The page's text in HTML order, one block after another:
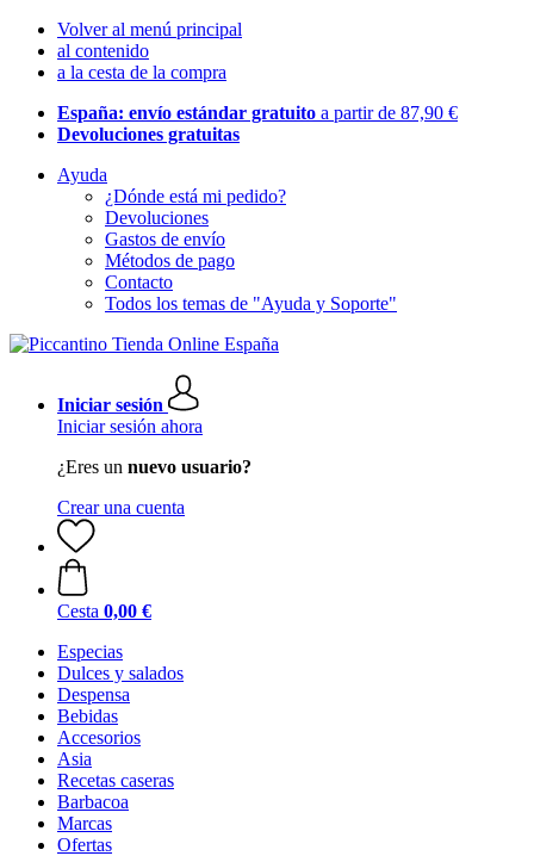
Volver al menú principal
al contenido
a la cesta de la compra
España: envío estándar gratuito a partir de 87,90 €
Devoluciones gratuitas
Ayuda
¿Dónde está mi pedido?
Devoluciones
Gastos de envío
Métodos de pago
Contacto
Todos los temas de "Ayuda y Soporte"
Iniciar sesión
Iniciar sesión ahora
¿Eres un nuevo usuario?
Crear una cuenta
Cesta 0,00 €
Especias
Dulces y salados
Despensa
Bebidas
Accesorios
Asia
Recetas caseras
Barbacoa
Marcas
Ofertas